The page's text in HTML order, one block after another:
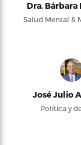
Dra. Bárbara
Salud Mental &
José Julio
Política y